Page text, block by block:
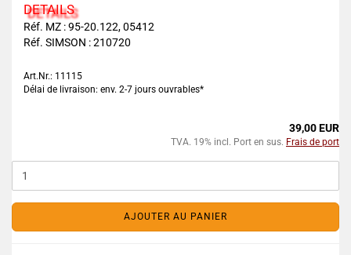
DETAILS
Réf. MZ : 95-20.122, 05412
Réf. SIMSON : 210720
Art.Nr.: 11115
Délai de livraison: env. 2-7 jours ouvrables*
39,00 EUR
TVA. 19% incl. Port en sus. Frais de port
AJOUTER AU PANIER